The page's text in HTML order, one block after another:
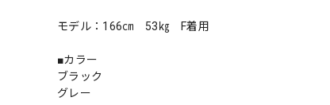
モデル：166㎝ 53㎏ F着用
■カラー
ブラック
グレー